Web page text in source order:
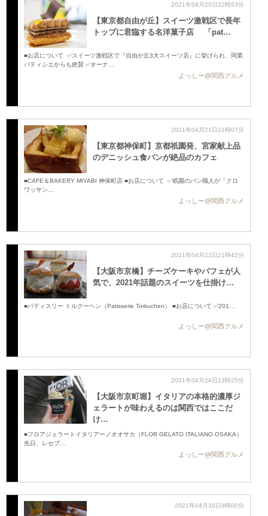
2021年04月20日22時53分
【東京都自由が丘】スイーツ激戦区で長年
トップに君臨する名洋菓子店 「pat…
■お店について ✅スイーツ激戦区で『自由が丘3大スイーツ店』に挙げられ、同業
パティシエからも絶賛 ✅オーナ…
よっしー@関西グルメ
2021年04月21日21時07分
【東京都神保町】京都祇園発、宮家献上品
のデニッシュ食パンが絶品のカフェ
■CAFE＆BAKERY MIYABI 神保町店 ■お店について ✅祇園のパン職人が「クロ
ワッサン…
よっしー@関西グルメ
2021年04月22日21時42分
【大阪市京橋】チーズケーキやパフェが人
気で、2021年話題のスイーツを仕掛け…
■パティスリー トルクーヘン（Patisserie Torkuchen） ■お店について ✅201…
よっしー@関西グルメ
2021年04月24日13時25分
【大阪市京町堀】イタリアの本格的濃厚ジ
ェラートが味わえるのは関西ではここだ
け…
■フロアジェラートイタリアーノオオサカ（FLOR GELATO ITALIANO OSAKA）
先日、レセプ…
よっしー@関西グルメ
2021年04月30日9時00分